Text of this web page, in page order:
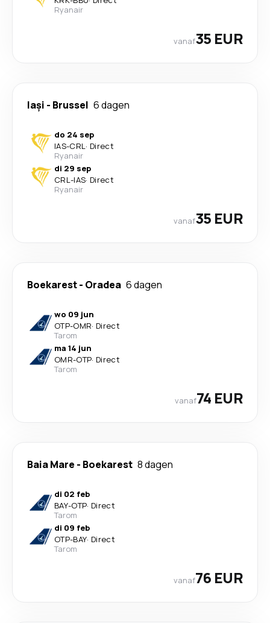
Ryanair
vanaf35 EUR
Iași - Brussel 6 dagen
do 24 sep
IAS-CRL· Direct
Ryanair
di 29 sep
CRL-IAS· Direct
Ryanair
vanaf35 EUR
Boekarest- Oradea 6 dagen
wo 09 jun
OTP-OMR· Direct
Tarom
ma 14 jun
OMR-OTP· Direct
Tarom
vanaf74 EUR
Baia Mare - Boekarest 8 dagen
di 02 feb
BAY-OTP· Direct
Tarom
di 09 feb
OTP-BAY· Direct
Tarom
vanaf76 EUR